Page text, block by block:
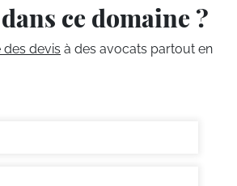
ce domaine ?
des devis à des avocats partout en